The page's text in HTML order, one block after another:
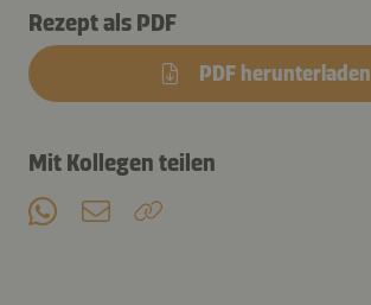
Rezept als PDF
PDF herunterladen
Mit Kollegen teilen